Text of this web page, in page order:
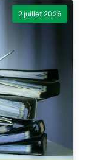
2 juillet 2026